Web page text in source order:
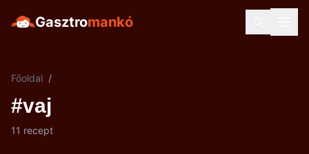
Gasztromankó
Főoldal /
#vaj
11 recept